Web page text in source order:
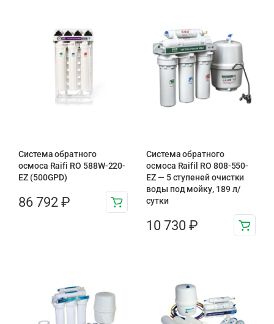
Система обратного
осмоса Raifi RO 588W-220-
EZ (500GPD)
86 792 ₽
Система обратного
осмоса Raifil RO 808-550-
EZ — 5 ступеней очистки
воды под мойку, 189 л/
сутки
10 730 ₽